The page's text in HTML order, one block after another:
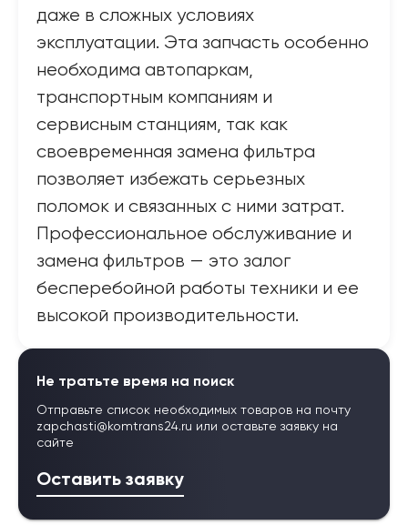
даже в сложных условиях
эксплуатации. Эта запчасть особенно
необходима автопаркам,
транспортным компаниям и
сервисным станциям, так как
своевременная замена фильтра
позволяет избежать серьезных
поломок и связанных с ними затрат.
Профессиональное обслуживание и
замена фильтров — это залог
бесперебойной работы техники и ее
высокой производительности.
Не тратьте время на поиск
Отправьте список необходимых товаров на почту
zapchasti@komtrans24.ru или оставьте заявку на
сайте
Оставить заявку